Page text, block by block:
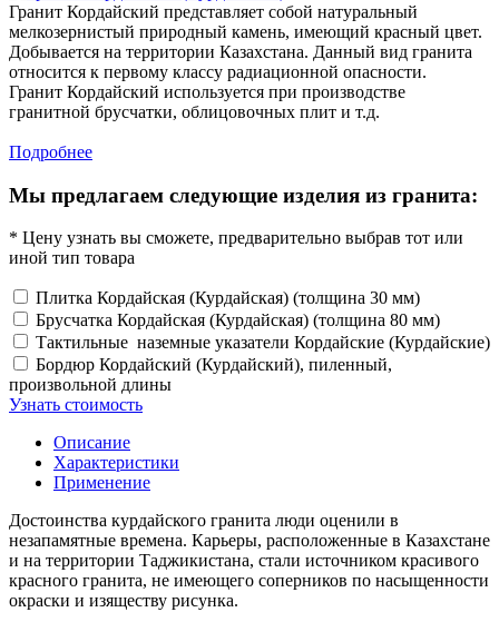
Гранит Кордайский представляет собой натуральный
мелкозернистый природный камень, имеющий красный цвет.
Добывается на территории Казахстана. Данный вид гранита
относится к первому классу радиационной опасности.
Гранит Кордайский используется при производстве
гранитной брусчатки, облицовочных плит и т.д.
Подробнее
Мы предлагаем следующие изделия из гранита:
* Цену узнать вы сможете, предварительно выбрав тот или
иной тип товара
Плитка Кордайская (Курдайская) (толщина 30 мм)
Брусчатка Кордайская (Курдайская) (толщина 80 мм)
Тактильные наземные указатели Кордайские (Курдайские)
Бордюр Кордайский (Курдайский), пиленный,
произвольной длины
Узнать стоимость
Описание
Характеристики
Применение
Достоинства курдайского гранита люди оценили в
незапамятные времена. Карьеры, расположенные в Казахстане
и на территории Таджикистана, стали источником красивого
красного гранита, не имеющего соперников по насыщенности
окраски и изяществу рисунка.